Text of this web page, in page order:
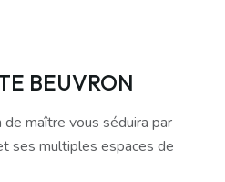
BEUVRON
maître vous séduira par
ses multiples espaces de